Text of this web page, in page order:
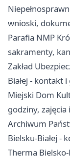
wnioski,
Parafia NMP
sakramenty,
Zakład
Białej - kontakt
Miejski Dom
godziny, zajęcia
Archiwum
Bielsku-Białej -
Therma